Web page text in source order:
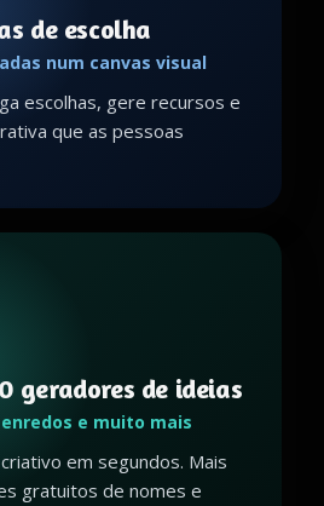
de escolha
num canvas visual
escolhas, gere recursos e
que as pessoas
geradores de ideias
e muito mais
em segundos. Mais
gratuitos de nomes e